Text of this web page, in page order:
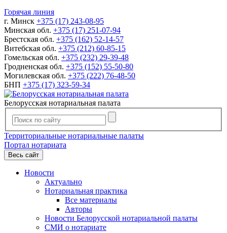
Горячая линия
г. Минск +375 (17) 243-08-95
Минская обл. +375 (17) 251-07-94
Брестская обл. +375 (162) 52-14-57
Витебская обл. +375 (212) 60-85-15
Гомельская обл. +375 (232) 29-39-48
Гродненская обл. +375 (152) 55-50-80
Могилевская обл. +375 (222) 76-48-50
БНП +375 (17) 323-59-34
Белорусская нотариальная палата
Территориальные нотариальные палаты
Портал нотариата
Весь сайт
Новости
Актуально
Нотариальная практика
Все материалы
Авторы
Новости Белорусской нотариальной палаты
СМИ о нотариате